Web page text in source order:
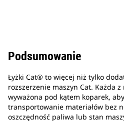
Podsumowanie
Łyżki Cat® to więcej niż tylko
rozszerzenie maszyn Cat. Każda
wyważona pod kątem koparek,
transportowanie materiałów bez
oszczędność paliwa lub stan